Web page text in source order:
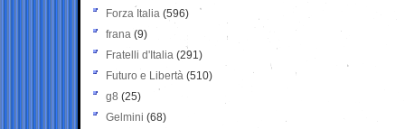
Forza Italia (596)
frana (9)
Fratelli d'Italia (291)
Futuro e Libertà (510)
g8 (25)
Gelmini (68)